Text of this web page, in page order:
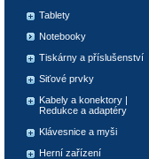
Tablety
Notebooky
Tiskárny a příslušenství
Siťové prvky
Kabely a konektory |
Redukce a adaptéry
Klávesnice a myši
Herní zařízení